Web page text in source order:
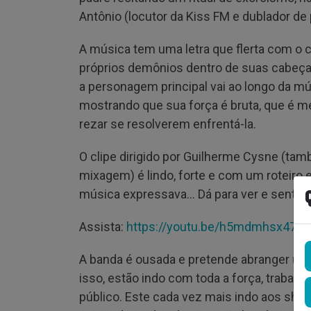
Antônio (locutor da Kiss FM e dublador
A música tem uma letra que flerta com o
próprios demônios dentro de suas
a personagem principal vai ao longo da
mostrando que sua força é bruta, que é
rezar se resolverem enfrentá-la.
O clipe dirigido por Guilherme Cysne
mixagem) é lindo, forte e com um roteiro
música expressava… Dá para ver e
Assista: https://youtu.be/h5mdmhsx47Y
A banda é ousada e pretende abranger
isso, estão indo com toda a força,
público. Este cada vez mais indo aos